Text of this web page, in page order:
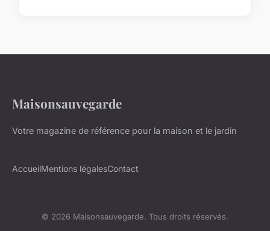
Maisonsauvegarde
Votre magazine de référence pour la maison et le jardin
AccueilMentions légalesContact
© 2026 Maisonsauvegarde. Tous droits réservés.